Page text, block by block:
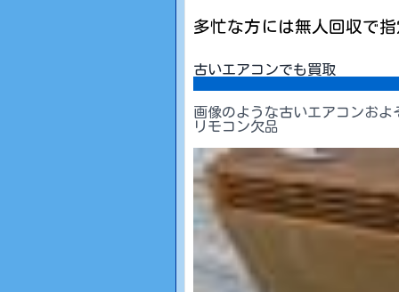
多忙な方には無人回収で
古いエアコンでも買取
画像のような古いエアコンお
リモコン欠品